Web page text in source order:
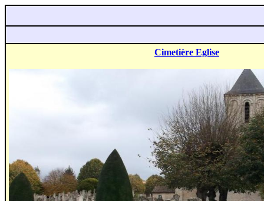
Cimetière Eglise